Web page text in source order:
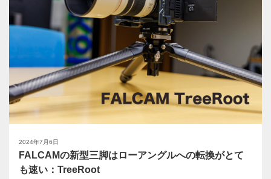
2024年7月6日
FALCAMの新型三脚はローアングルへの転換がとて
も速い：TreeRoot